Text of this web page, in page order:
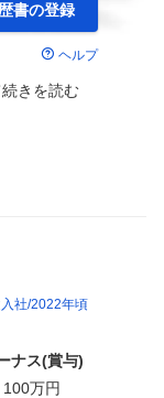
書の登録
ヘルプ
続きを読む
社 2022年頃
ナス(賞与)
100万円